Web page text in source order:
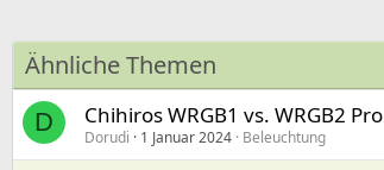
Ähnliche Themen
D Chihiros WRGB1 vs. WRGB2 Pro
Dorudi 1 Januar 2024 Beleuchtung